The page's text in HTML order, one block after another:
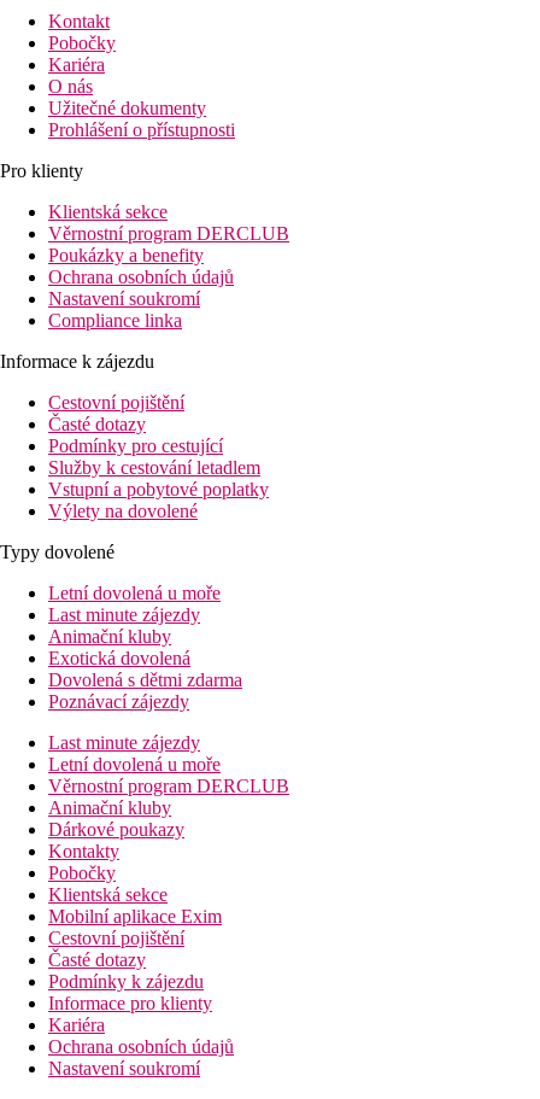
Kontakt
Pobočky
Kariéra
O nás
Užitečné dokumenty
Prohlášení o přístupnosti
Pro klienty
Klientská sekce
Věrnostní program DERCLUB
Poukázky a benefity
Ochrana osobních údajů
Nastavení soukromí
Compliance linka
Informace k zájezdu
Cestovní pojištění
Časté dotazy
Podmínky pro cestující
Služby k cestování letadlem
Vstupní a pobytové poplatky
Výlety na dovolené
Typy dovolené
Letní dovolená u moře
Last minute zájezdy
Animační kluby
Exotická dovolená
Dovolená s dětmi zdarma
Poznávací zájezdy
Last minute zájezdy
Letní dovolená u moře
Věrnostní program DERCLUB
Animační kluby
Dárkové poukazy
Kontakty
Pobočky
Klientská sekce
Mobilní aplikace Exim
Cestovní pojištění
Časté dotazy
Podmínky k zájezdu
Informace pro klienty
Kariéra
Ochrana osobních údajů
Nastavení soukromí